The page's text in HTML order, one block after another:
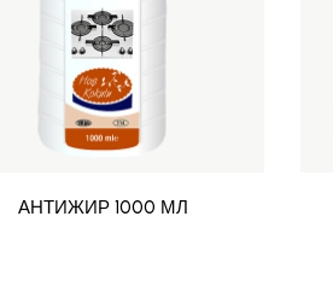
АНТИЖИР 1000 МЛ